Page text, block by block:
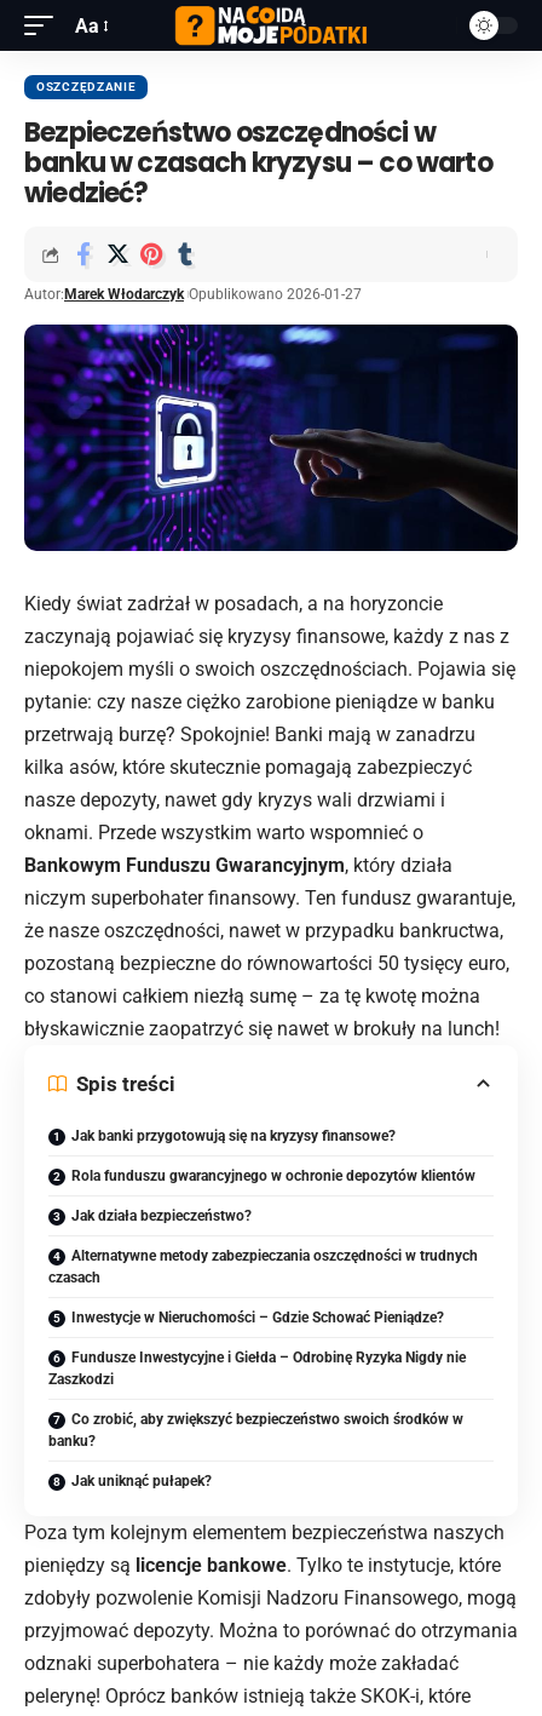
Aa
OSZCZĘDZANIE
Bezpieczeństwo oszczędności w
banku w czasach kryzysu – co warto
wiedzieć?
Autor: Marek Włodarczyk Opublikowano 2026-01-27
Kiedy świat zadrżał w posadach, a na horyzoncie
zaczynają pojawiać się kryzysy finansowe, każdy z nas z
niepokojem myśli o swoich oszczędnościach. Pojawia się
pytanie: czy nasze ciężko zarobione pieniądze w banku
przetrwają burzę? Spokojnie! Banki mają w zanadrzu
kilka asów, które skutecznie pomagają zabezpieczyć
nasze depozyty, nawet gdy kryzys wali drzwiami i
oknami. Przede wszystkim warto wspomnieć o
Bankowym Funduszu Gwarancyjnym, który działa
niczym superbohater finansowy. Ten fundusz gwarantuje,
że nasze oszczędności, nawet w przypadku bankructwa,
pozostaną bezpieczne do równowartości 50 tysięcy euro,
co stanowi całkiem niezłą sumę – za tę kwotę można
błyskawicznie zaopatrzyć się nawet w brokuły na lunch!
Spis treści
Jak banki przygotowują się na kryzysy finansowe?
Rola funduszu gwarancyjnego w ochronie depozytów klientów
Jak działa bezpieczeństwo?
Alternatywne metody zabezpieczania oszczędności w trudnych
czasach
Inwestycje w Nieruchomości – Gdzie Schować Pieniądze?
Fundusze Inwestycyjne i Giełda – Odrobinę Ryzyka Nigdy nie
Zaszkodzi
Co zrobić, aby zwiększyć bezpieczeństwo swoich środków w
banku?
Jak uniknąć pułapek?
Poza tym kolejnym elementem bezpieczeństwa naszych
pieniędzy są licencje bankowe. Tylko te instytucje, które
zdobyły pozwolenie Komisji Nadzoru Finansowego, mogą
przyjmować depozyty. Można to porównać do otrzymania
odznaki superbohatera – nie każdy może zakładać
pelerynę! Oprócz banków istnieją także SKOK-i, które